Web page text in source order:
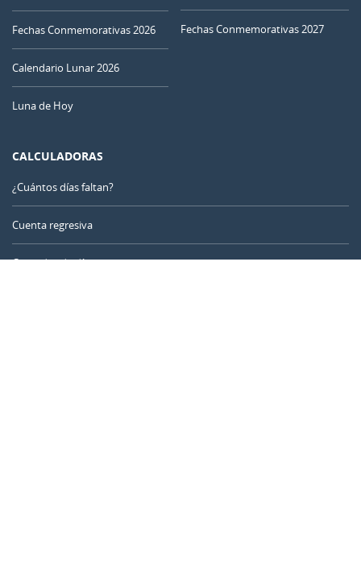
Fechas Conmemorativas 2026
Calendario Lunar 2026
Luna de Hoy
Fechas Conmemorativas 2027
CALCULADORAS
¿Cuántos días faltan?
Cuenta regresiva
Contador de días